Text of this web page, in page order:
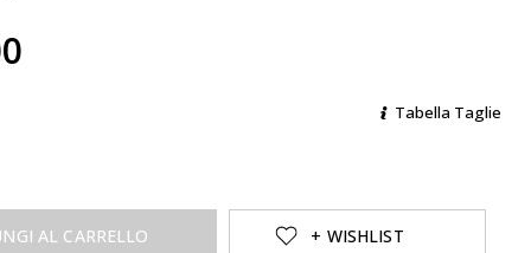
Tabella Taglie
AL CARRELLO + WISHLIST